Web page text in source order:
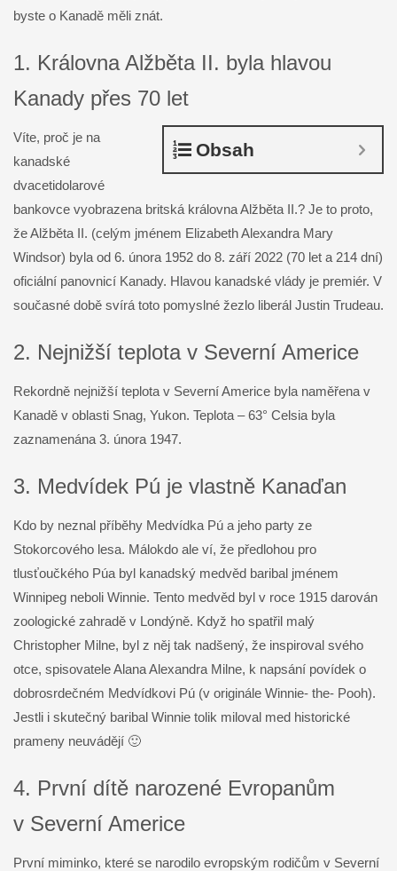
byste o Kanadě měli znát.
1. Královna Alžběta II. byla hlavou
Kanady přes 70 let
Obsah
Víte, proč je na
kanadské
dvacetidolarové
bankovce vyobrazena britská královna Alžběta II.? Je to proto,
že Alžběta II. (celým jménem Elizabeth Alexandra Mary
Windsor) byla od 6. února 1952 do 8. září 2022 (70 let a 214 dní)
oficiální panovnicí Kanady. Hlavou kanadské vlády je premiér. V
současné době svírá toto pomyslné žezlo liberál Justin Trudeau.
2. Nejnižší teplota v Severní Americe
Rekordně nejnižší teplota v Severní Americe byla naměřena v
Kanadě v oblasti Snag, Yukon. Teplota – 63° Celsia byla
zaznamenána 3. února 1947.
3. Medvídek Pú je vlastně Kanaďan
Kdo by neznal příběhy Medvídka Pú a jeho party ze
Stokorcového lesa. Málokdo ale ví, že předlohou pro
tlusťoučkého Púa byl kanadský medvěd baribal jménem
Winnipeg neboli Winnie. Tento medvěd byl v roce 1915 darován
zoologické zahradě v Londýně. Když ho spatřil malý
Christopher Milne, byl z něj tak nadšený, že inspiroval svého
otce, spisovatele Alana Alexandra Milne, k napsání povídek o
dobrosrdečném Medvídkovi Pú (v originále Winnie- the- Pooh).
Jestli i skutečný baribal Winnie tolik miloval med historické
prameny neuvádějí 🙂
4. První dítě narozené Evropanům
v Severní Americe
První miminko, které se narodilo evropským rodičům v Severní